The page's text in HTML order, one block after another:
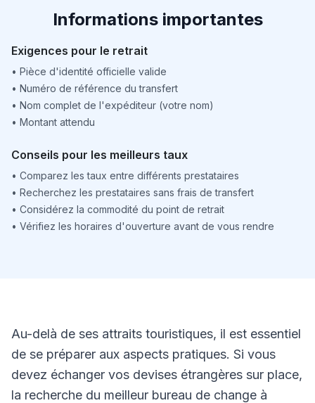
Informations importantes
Exigences pour le retrait
• Pièce d'identité officielle valide
• Numéro de référence du transfert
• Nom complet de l'expéditeur (votre nom)
• Montant attendu
Conseils pour les meilleurs taux
• Comparez les taux entre différents prestataires
• Recherchez les prestataires sans frais de transfert
• Considérez la commodité du point de retrait
• Vérifiez les horaires d'ouverture avant de vous rendre
Au-delà de ses attraits touristiques, il est essentiel
de se préparer aux aspects pratiques. Si vous
devez échanger vos devises étrangères sur place,
la recherche du meilleur bureau de change à